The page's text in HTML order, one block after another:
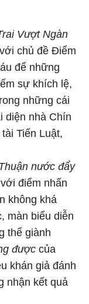
Vượt Ngàn
chủ đề Điểm
để những
sự khích lệ,
những cái
diện nhà Chín
Tiến Luật,
nước đẩy
điểm nhấn
không khá
màn biểu diễn
thể giành
được của
khán giả đánh
nhận kết quả